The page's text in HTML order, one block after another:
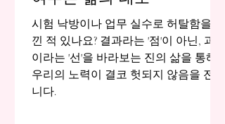
시험 낙방이나 업무 실수로 허탈함을 느
낀 적 있나요? 결과라는 '점'이 아닌, 과정
이라는 '선'을 바라보는 진의 삶을 통해,
우리의 노력이 결코 헛되지 않음을 전합
니다.